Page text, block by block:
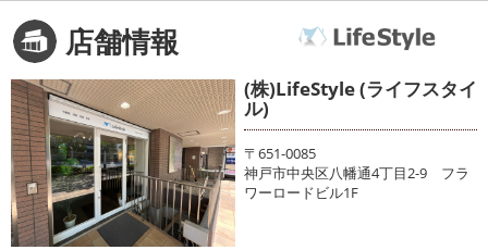
店舗情報
(株)LifeStyle (ライフスタイ
ル)
〒651-0085
神戸市中央区八幡通4丁目2-9 フラ
ワーロードビル1F